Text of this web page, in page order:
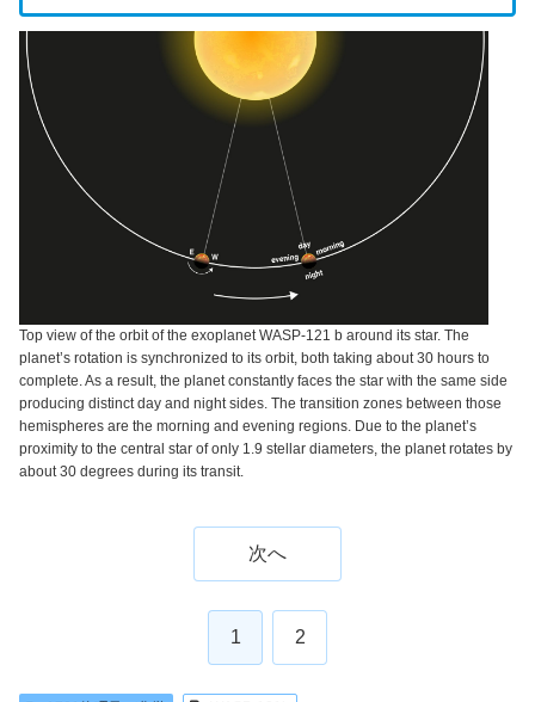
Top view of the orbit of the exoplanet WASP-121 b around its star. The
planet’s rotation is synchronized to its orbit, both taking about 30 hours to
complete. As a result, the planet constantly faces the star with the same side
producing distinct day and night sides. The transition zones between those
hemispheres are the morning and evening regions. Due to the planet’s
proximity to the central star of only 1.9 stellar diameters, the planet rotates by
about 30 degrees during its transit.
次へ
1 2